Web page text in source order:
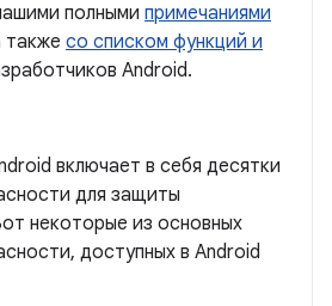
полными примечаниями
также со списком функций и
Android.
включает в себя десятки
для защиты
некоторые из основных
доступных в Android